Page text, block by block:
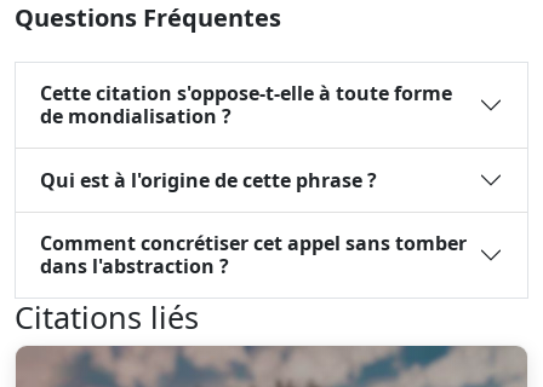
Questions Fréquentes
Cette citation s'oppose-t-elle à toute forme
de mondialisation ?
Qui est à l'origine de cette phrase ?
Comment concrétiser cet appel sans tomber
dans l'abstraction ?
Citations liés